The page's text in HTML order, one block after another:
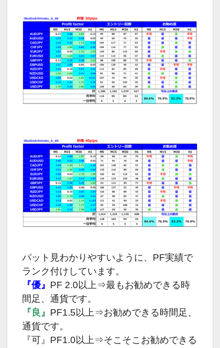
パット見わかりやすいように、PF実績で
ランク付けしています。
『優』 PF 2.0以上⇒最もお勧めできる時
間足、通貨です。
『良』 PF1.5以上⇒お勧めできる時間足、
通貨です。
『可』PF1.0以上⇒そこそこお勧めできる